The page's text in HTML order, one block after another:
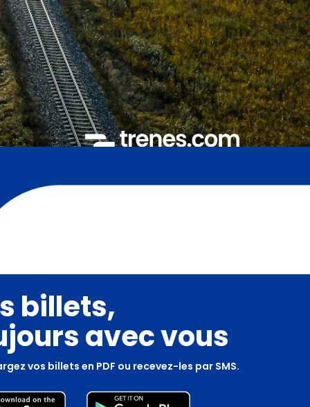
billets,
avec vous
vos billets en PDF ou recevez-les par SMS.